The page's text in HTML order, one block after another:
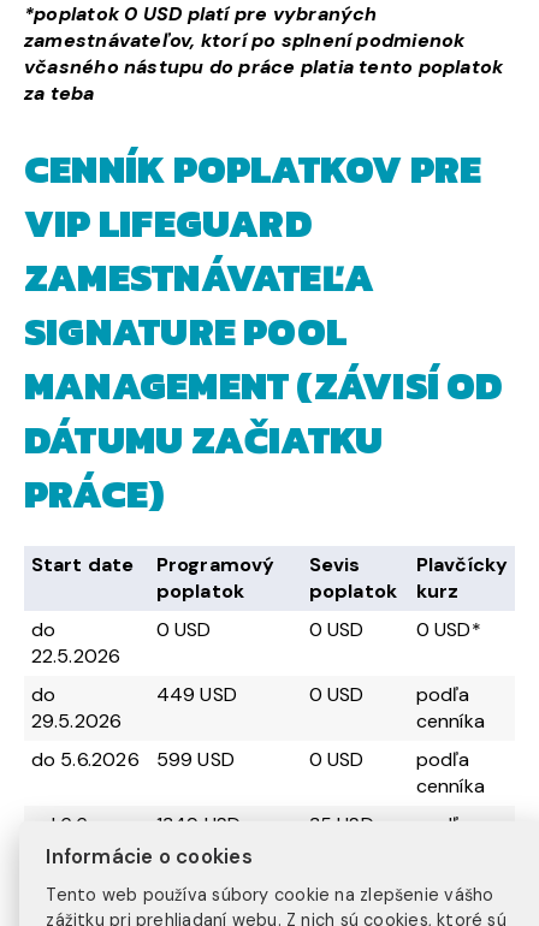
*poplatok 0 USD platí pre vybraných
zamestnávateľov, ktorí po splnení podmienok
včasného nástupu do práce platia tento poplatok
za teba
CENNÍK POPLATKOV PRE
VIP LIFEGUARD
ZAMESTNÁVATEĽA
SIGNATURE POOL
MANAGEMENT (ZÁVISÍ OD
DÁTUMU ZAČIATKU
PRÁCE)
Start date
Programový
poplatok
Sevis
poplatok
Plavčícky
kurz
do
22.5.2026
0 USD 0 USD 0 USD*
do
29.5.2026
449 USD 0 USD
podľa
cenníka
do 5.6.2026
599 USD 0 USD
podľa
cenníka
od 6.6. –
25.6.2026
1349 USD 35 USD
podľa
Informácie o cookies
Tento web používa súbory cookie na zlepšenie vášho
zážitku pri prehliadaní webu. Z nich sú cookies, ktoré sú